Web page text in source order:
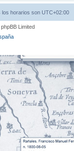
los horarios son UTC+02:00
Limited